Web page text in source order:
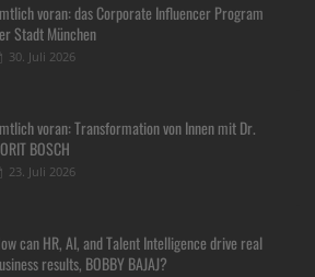
voran: das Corporate Influencer Program
Stadt München
30. Juli 2026
voran: Transformation von Innen mit Dr.
BOSCH
23. Juli 2026
can HR, AI, and Talent Intelligence drive real
results, BOBBY BAJAJ?